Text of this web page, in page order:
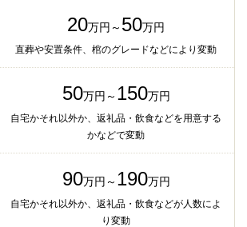
20万円～ 50万円
直葬や安置条件、棺のグレードなどにより変動
50万円～ 150万円
自宅かそれ以外か、返礼品・飲食などを用意する
かなどで変動
90万円～ 190万円
自宅かそれ以外か、返礼品・飲食などが人数によ
り変動